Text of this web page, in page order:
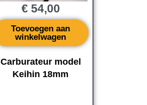
Carburateur model
Keihin 18mm
€54,00
Toevoegen aan
winkelwagen